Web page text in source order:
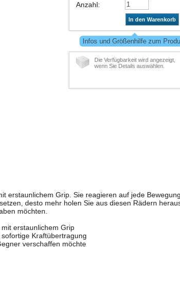
Anzahl:
In den Warenkorb
Infos und Größenhilfe zum
Die Verfügbarkeit wird angezeigt,
wenn Sie Details auswählen.
erstaunlichem Grip. Sie reagieren auf jede
desto mehr holen Sie aus diesen Rädern
möchten.
erstaunlichem Grip
Kraftübertragung
verschaffen möchte